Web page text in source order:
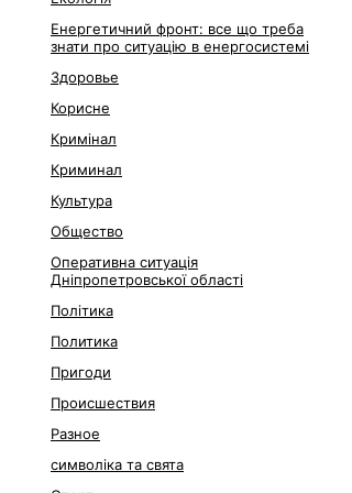
Енергетичний фронт: все що треба
знати про ситуацію в енергосистемі
Здоровье
Корисне
Кримінал
Криминал
Культура
Общество
Оперативна ситуація
Дніпропетровської області
Політика
Политика
Пригоди
Происшествия
Разное
символіка та свята